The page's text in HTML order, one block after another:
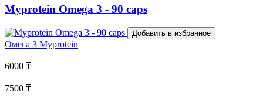
Myprotein Omega 3 - 90 caps
Добавить в избранное
Омега 3 Myprotein
6000 ₸
7500 ₸